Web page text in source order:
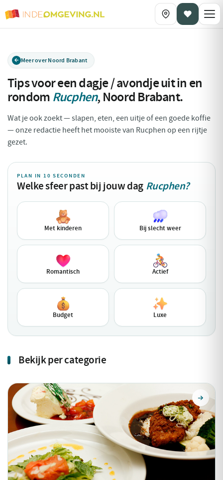
Meer over Noord Brabant
Tips voor een dagje / avondje uit in en
rondom Rucphen, Noord Brabant.
Wat je ook zoekt — slapen, eten, een uitje of een goede koffie
— onze redactie heeft het mooiste van Rucphen op een rijtje
gezet.
PLAN IN 10 SECONDEN
Welke sfeer past bij jouw dag Rucphen?
Met kinderen Bij slecht weer
Romantisch Actief
Budget Luxe
Bekijk per categorie